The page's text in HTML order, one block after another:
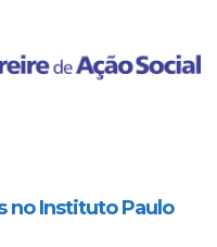
no Instituto Paulo